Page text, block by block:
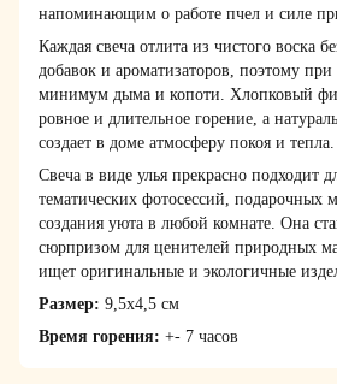
напоминающим о работе пчел и силе
Каждая свеча отлита из чистого воска
добавок и ароматизаторов, поэтому
минимум дыма и копоти. Хлопковый
ровное и длительное горение, а
создает в доме атмосферу покоя и тепла.
Свеча в виде улья прекрасно подходит
тематических фотосессий, подарочных
создания уюта в любой комнате. Она
сюрпризом для ценителей природных
ищет оригинальные и экологичные
Размер: 9,5х4,5 см
Время горения: +- 7 часов